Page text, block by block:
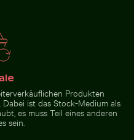
Produkten
ist das Stock-Medium als
es muss Teil eines anderen
sein.